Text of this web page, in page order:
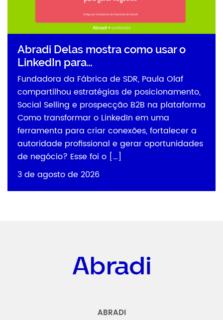
Abradi Delas mostra como usar o
LinkedIn para…
Fundadora da Fábrica de SDR, Paula Olaf
compartilhou estratégias de posicionamento,
Social Selling e prospecção B2B na plataforma
Como transformar o LinkedIn em uma
ferramenta para criar conexões, fortalecer a
autoridade profissional e gerar oportunidades
de negócio? Esse foi o […]
3 de agosto de 2026
ABRADI